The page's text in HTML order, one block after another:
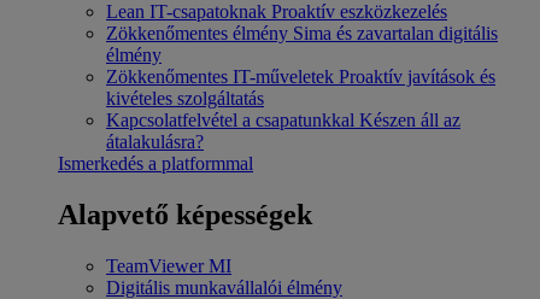
Lean IT-csapatoknak Proaktív eszközkezelés
Zökkenőmentes élmény Sima és zavartalan digitális
élmény
Zökkenőmentes IT-műveletek Proaktív javítások és
kivételes szolgáltatás
Kapcsolatfelvétel a csapatunkkal Készen áll az
átalakulásra?
Ismerkedés a platformmal
Alapvető képességek
TeamViewer MI
Digitális munkavállalói élmény